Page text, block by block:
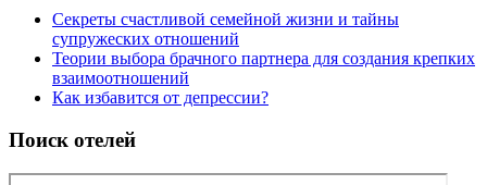
Секреты счастливой семейной жизни и тайны
супружеских отношений
Теории выбора брачного партнера для создания крепких
взаимоотношений
Как избавится от депрессии?
Поиск отелей